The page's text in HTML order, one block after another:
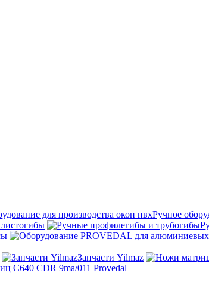
Ручное
Запчасти Yilmaz
C640 CDR 9ma/011 Provedal